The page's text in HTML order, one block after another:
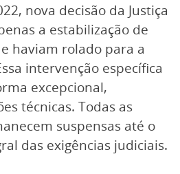
nova decisão da Justiça
a estabilização de
haviam rolado para a
intervenção específica
excepcional,
técnicas. Todas as
suspensas até o
das exigências judiciais.